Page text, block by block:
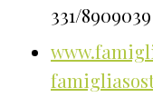
331/8909039